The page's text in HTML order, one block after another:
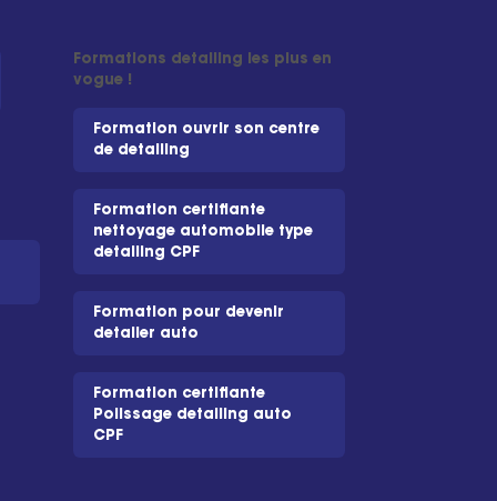
Formations detailing les plus en
vogue !
Formation ouvrir son centre
de detailing
Formation certifiante
nettoyage automobile type
detailing CPF
Formation pour devenir
detailer auto
Formation certifiante
Polissage detailing auto
CPF